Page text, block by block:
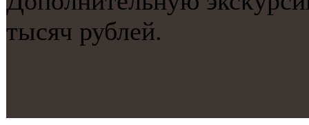
тысяч рублей.